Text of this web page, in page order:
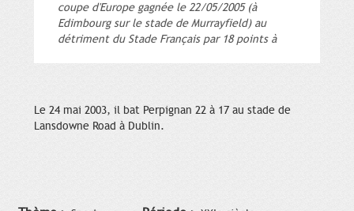
coupe d'Europe gagnée le 22/05/2005 (à
Edimbourg sur le stade de Murrayfield) au
détriment du Stade Français par 18 points à
Le 24 mai 2003, il bat Perpignan 22 à 17 au stade de
Lansdowne Road à Dublin.